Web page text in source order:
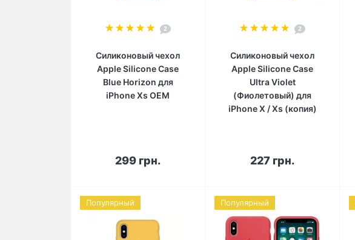
2
Силиконовый чехол
Apple Silicone Case
Blue Horizon для
iPhone Xs OEM
299 грн.
В корзину
2
Силиконовый чехол
Apple Silicone Case
Ultra Violet
(Фиолетовый) для
iPhone X / Xs (копия)
227 грн.
В корзину
Популярный Популярный